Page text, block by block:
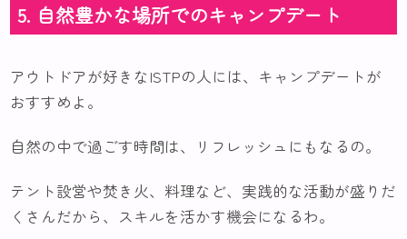
5. 自然豊かな場所でのキャンプデート
アウトドアが好きなISTPの人には、キャンプデートが
おすすめよ。
自然の中で過ごす時間は、リフレッシュにもなるの。
テント設営や焚き火、料理など、実践的な活動が盛りだ
くさんだから、スキルを活かす機会になるわ。